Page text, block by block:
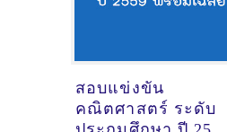
สอบแข่งขัน
คณิตศาสตร์ ระดับ